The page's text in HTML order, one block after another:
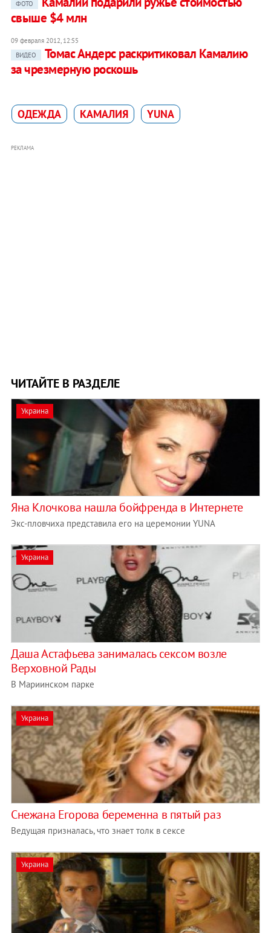
ФОТО
свыше $4 млн
09 февраля 2012, 12:55
ВИДЕО
Томас Андерс раскритиковал Камалию
за чрезмерную роскошь
ОДЕЖДА КАМАЛИЯ YUNA
РЕКЛАМА
ЧИТАЙТЕ В РАЗДЕЛЕ
Украина
Яна Клочкова нашла бойфренда в Интернете
Экс-пловчиха представила его на церемонии YUNA
Украина
Даша Астафьева занималась сексом возле
Верховной Рады
В Мариинском парке
Украина
Снежана Егорова беременна в пятый раз
Ведущая призналась, что знает толк в сексе
Украина